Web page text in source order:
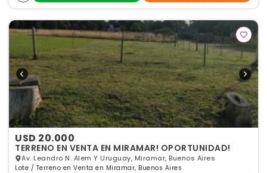
USD 20.000
TERRENO EN VENTA EN MIRAMAR! OPORTUNIDAD!
Av. Leandro N. Alem Y Uruguay, Miramar, Buenos Aires
Lote / Terreno en Venta en Miramar, Buenos Aires